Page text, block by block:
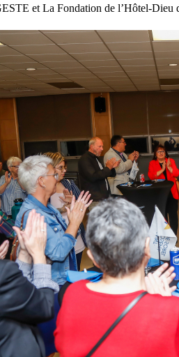
et La Fondation de l’Hôtel-Dieu